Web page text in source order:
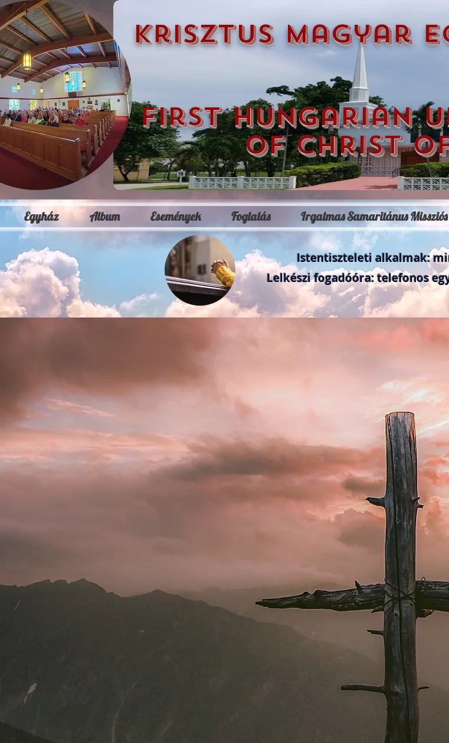
krisztus magyar
first hungarian
of christ of
Egyház Album Események Foglalás Irgalmas Samaritánus
Istentiszteleti alkalmak:
Lelkészi fogadóóra: telefonos